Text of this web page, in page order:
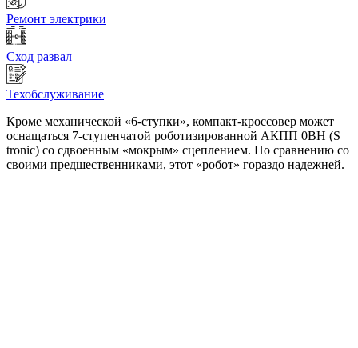
Ремонт электрики
Сход развал
Техобслуживание
Кроме механической «6-ступки», компакт-кроссовер может
оснащаться 7-ступенчатой роботизированной АКПП 0BH (S
tronic) со сдвоенным «мокрым» сцеплением. По сравнению со
своими предшественниками, этот «робот» гораздо надежней.